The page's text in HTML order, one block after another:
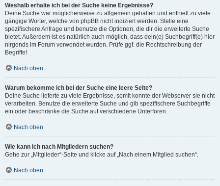
Weshalb erhalte ich bei der Suche keine Ergebnisse?
Deine Suche war möglicherweise zu allgemein gehalten und enthielt zu viele
gängige Wörter, welche von phpBB nicht indiziert werden. Stelle eine
spezifischere Anfrage und benutze die Optionen, die dir die erweiterte Suche
bietet. Außerdem ist es natürlich auch möglich, dass dein(e) Suchbegriff(e) hier
nirgends im Forum verwendet wurden. Prüfe ggf. die Rechtschreibung der
Begriffe!
Nach oben
Warum bekomme ich bei der Suche eine leere Seite?
Deine Suche lieferte zu viele Ergebnisse, somit konnte der Webserver sie nicht
verarbeiten. Benutze die erweiterte Suche und gib spezifischere Suchbegriffe
ein oder beschränke die Suche auf verschiedene Unterforen.
Nach oben
Wie kann ich nach Mitgliedern suchen?
Gehe zur „Mitglieder“-Seite und klicke auf „Nach einem Mitglied suchen“.
Nach oben